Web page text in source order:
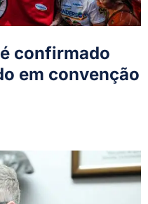
confirmado
em convenção